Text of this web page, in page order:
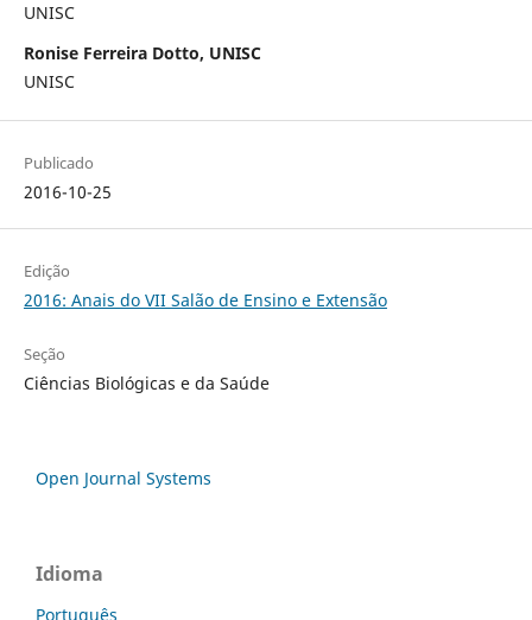
UNISC
Ronise Ferreira Dotto, UNISC
UNISC
Publicado
2016-10-25
Edição
2016: Anais do VII Salão de Ensino e Extensão
Seção
Ciências Biológicas e da Saúde
Open Journal Systems
Idioma
Português